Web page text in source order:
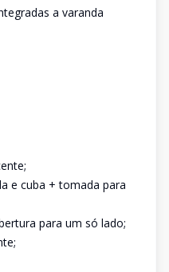
a varanda
e cuba + tomada para
para um só lado;